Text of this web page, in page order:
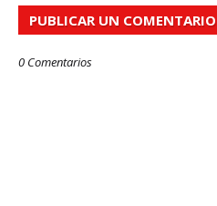
PUBLICAR UN COMENTARIO
0 Comentarios